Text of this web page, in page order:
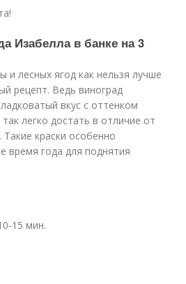
Изабелла в банке на 3
и лесных ягод как нельзя лучше
рецепт. Ведь виноград
вкус с оттенком
легко достать в отличие от
Такие краски особенно
время года для поднятия
15 мин.